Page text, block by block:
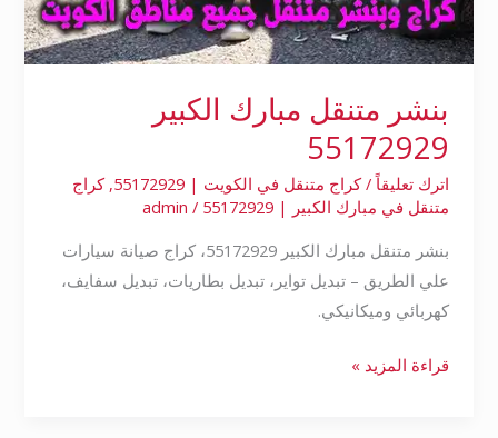
بنشر متنقل مبارك الكبير
55172929
اترك تعليقاً /كراج متنقل في الكويت | 55172929 ,كراج
متنقل في مبارك الكبير | 55172929
/
admin
بنشر متنقل مبارك الكبير 55172929، كراج صيانة سيارات
علي الطريق – تبديل تواير، تبديل بطاريات، تبديل سفايف،
كهربائي وميكانيكي.
قراءة المزيد »